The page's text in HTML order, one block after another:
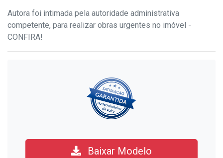
Autora foi intimada pela autoridade administrativa
competente, para realizar obras urgentes no imóvel -
CONFIRA!
Baixar Modelo